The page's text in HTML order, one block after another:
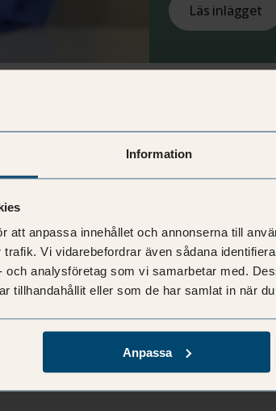
Information
att anpassa innehållet och annonserna till
Vi vidarebefordrar även sådana
och analysföretag som vi samarbetar med.
tillhandahållit eller som de har samlat in när
Anpassa
Läs inlägget
Hållbarhet Flytt